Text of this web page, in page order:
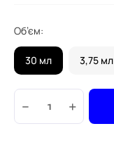
Об’єм:
30 мл 3,75 мл
− +